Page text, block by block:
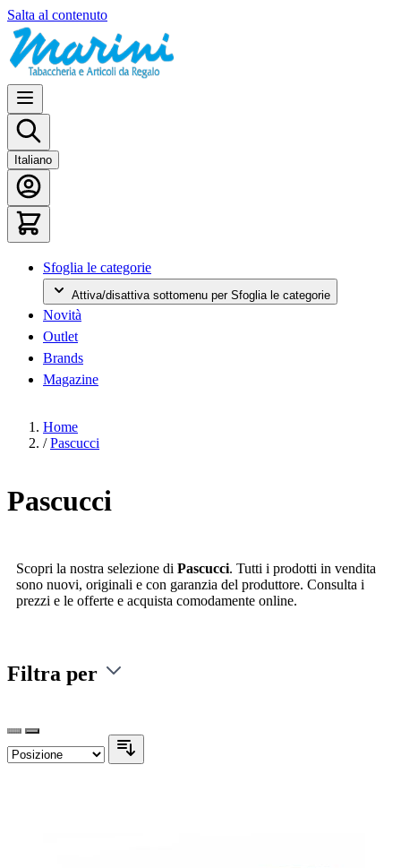
Salta al contenuto
Italiano
Sfoglia le categorie
Attiva/disattiva sottomenu per Sfoglia le categorie
Novità
Outlet
Brands
Magazine
Home
/ Pascucci
Pascucci
Scopri la nostra selezione di Pascucci. Tutti i prodotti in vendita
sono nuovi, originali e con garanzia del produttore. Consulta i
prezzi e le offerte e acquista comodamente online.
Filtra per